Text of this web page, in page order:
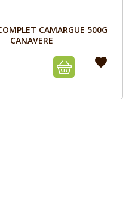
AperçuCAMARGUE 500G
CANAVERE
favorite